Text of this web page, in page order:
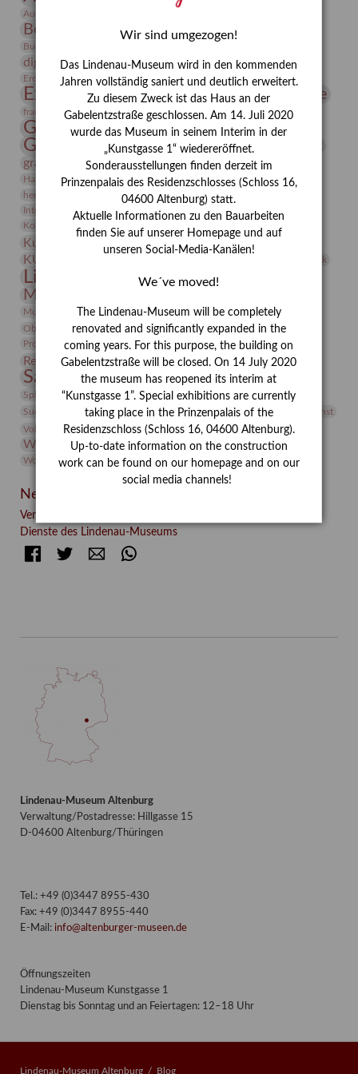
Ausstellung „Vier Winde“
Bernhard August von Lindenau
Burg Posterstein
digitallabor Entartete Kunst
Enteignung
Erdmann Julius Dietrich
Erlebnisportal estrusker Exlibris
Expressionismus Festrede Florenz Fotografie
frauen Frauen in der Antike und heute
Gerhard-Altenbourg-Preis
Gerhard Altenbourg
Gerhard Kurt Müller
grafische sammlung griechische Mythologie
Hanns-Conon von der Gabelentz Heinrich Kirchhoff Heldinnen
herman de vries Humboldt
Insekten
Integriertes Schädlingsmanagement
Jahresempfang
Kolosseum
Kunst
Kunstmuseum Kunstvermittlung Kunst von Kühl
KUNSTWAND Künstler Lehmbruck
Lindenau-Museum Marstall
Museumsgeschichte
Museumspädagogik Mäzen Napoleon Natur
Neue Remise
Objekt im Fokus
Paul Klee Peter Schnürpel Phelloplastik
Pohlhof
Provenienz
Provenienzforschung
Restaurierung Restitution Rudi Lesser Ruth Wolf-Rehfeld
Sammlung Samstagszeichner Skulptur
Sonderausstellung
Sphinx
studio Studio Bildende Kunst
studioDIGITAL
Suermondt-Ludwig-Museum
Vermittlung Video
Videokunst
Volontariat
Walter Rheiner Weihnachten Werefkin
Werkbetrachtung Winter Wissenschaft
Wolf and Dog
Wolf und Hund
Zirkuswoche
Neueste Beiträge
Verschenkt, verkauft, vergessen? – Kunstdetektivinnen im
Dienste des Lindenau-Museums
FacebookTwitter E-mail
Lindenau-Museum Altenburg
Verwaltung/Postadresse: Hillgasse 15
D-04600 Altenburg/Thüringen
Tel.: +49 (0)3447 8955-430
Fax: +49 (0)3447 8955-440
E-Mail: info@altenburger-museen.de
Öffnungszeiten
Lindenau-Museum Kunstgasse 1
Dienstag bis Sonntag und an Feiertagen: 12–18 Uhr
Lindenau-Museum Altenburg Blog
Wir sind umgezogen!
Das Lindenau-Museum wird in den kommenden
Jahren vollständig saniert und deutlich erweitert.
Zu diesem Zweck ist das Haus an der
Gabelentzstraße geschlossen. Am 14. Juli 2020
wurde das Museum in seinem Interim in der
„Kunstgasse 1“ wiedereröffnet.
Sonderausstellungen finden derzeit im
Prinzenpalais des Residenzschlosses (Schloss 16,
04600 Altenburg) statt.
Aktuelle Informationen zu den Bauarbeiten
finden Sie auf unserer Homepage und auf
unseren Social-Media-Kanälen!
We´ve moved!
The Lindenau-Museum will be completely
renovated and significantly expanded in the
coming years. For this purpose, the building on
Gabelentzstraße will be closed. On 14 July 2020
the museum has reopened its interim at
“Kunstgasse 1”. Special exhibitions are currently
taking place in the Prinzenpalais of the
Residenzschloss (Schloss 16, 04600 Altenburg).
Up-to-date information on the construction
work can be found on our homepage and on our
social media channels!